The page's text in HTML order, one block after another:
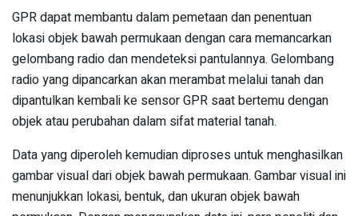
GPR dapat membantu dalam pemetaan dan penentuan
lokasi objek bawah permukaan dengan cara memancarkan
gelombang radio dan mendeteksi pantulannya. Gelombang
radio yang dipancarkan akan merambat melalui tanah dan
dipantulkan kembali ke sensor GPR saat bertemu dengan
objek atau perubahan dalam sifat material tanah.
Data yang diperoleh kemudian diproses untuk menghasilkan
gambar visual dari objek bawah permukaan. Gambar visual ini
menunjukkan lokasi, bentuk, dan ukuran objek bawah